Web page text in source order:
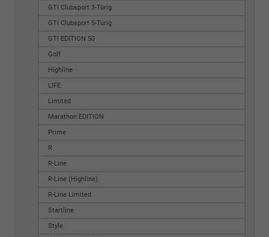
GTI Clubsport 3-Türig
GTI Clubsport 5-Türig
GTI EDITION 50
Golf
Highline
LIFE
Limited
Marathon EDITION
Prime
R
R-Line
R-Line (Highline)
R-Line Limited
Startline
Style